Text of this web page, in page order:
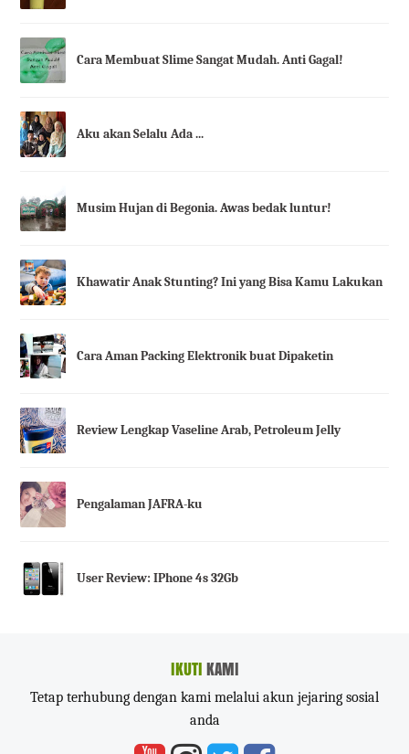
Cara Membuat Slime Sangat Mudah. Anti Gagal!
Aku akan Selalu Ada ...
Musim Hujan di Begonia. Awas bedak luntur!
Khawatir Anak Stunting? Ini yang Bisa Kamu Lakukan
Cara Aman Packing Elektronik buat Dipaketin
Review Lengkap Vaseline Arab, Petroleum Jelly
Pengalaman JAFRA-ku
User Review: IPhone 4s 32Gb
IKUTIKAMI
Tetap terhubung dengan kami melalui akun jejaring sosial
anda